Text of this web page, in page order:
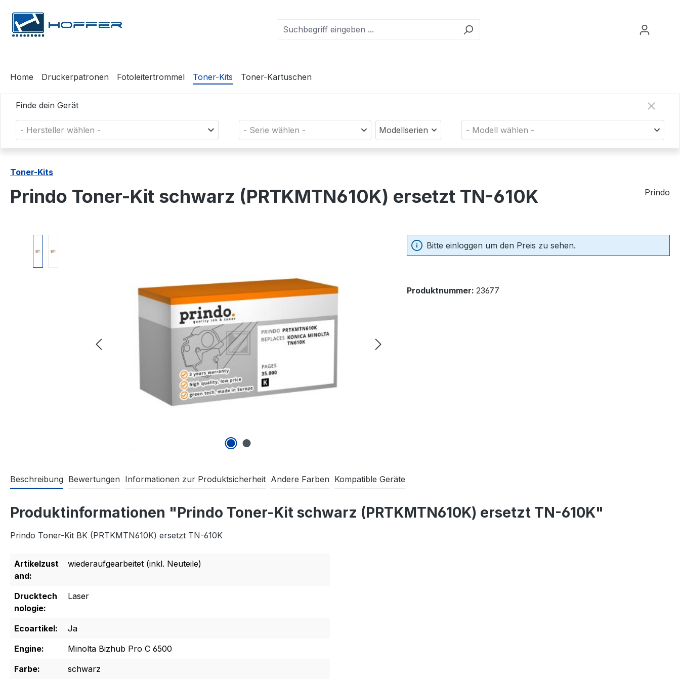
Hauptinhalt springen
Zur Suche springen
Zur Hauptnavigation springen
Home Druckerpatronen Fotoleitertrommel Toner-Kits Toner-Kartuschen
Finde dein Gerät
- Hersteller wählen - - Serie wählen - Modellserien - Modell wählen -
Toner-Kits
Prindo Toner-Kit schwarz (PRTKMTN610K) ersetzt TN-610K Prindo
Bitte einloggen um den Preis zu sehen.
Produktnummer: 23677
Beschreibung Bewertungen Informationen zur Produktsicherheit Andere Farben Kompatible Geräte
Produktinformationen "Prindo Toner-Kit schwarz (PRTKMTN610K) ersetzt TN-610K"
Prindo Toner-Kit BK (PRTKMTN610K) ersetzt TN-610K
Artikelzust
and:
wiederaufgearbeitet (inkl. Neuteile)
Drucktech
nologie:
Laser
Ecoartikel:
Ja
Engine:
Minolta Bizhub Pro C 6500
Farbe:
schwarz